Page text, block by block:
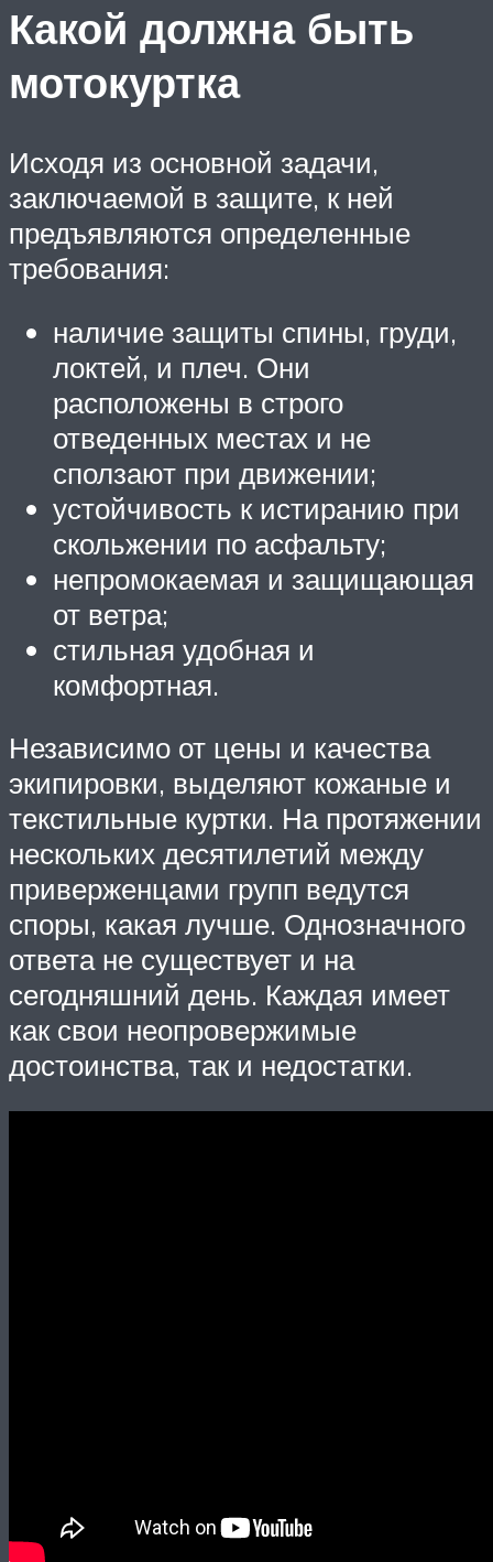
Какой должна быть
мотокуртка
Исходя из основной задачи,
заключаемой в защите, к ней
предъявляются определенные
требования:
наличие защиты спины, груди,
локтей, и плеч. Они
расположены в строго
отведенных местах и не
сползают при движении;
устойчивость к истиранию при
скольжении по асфальту;
непромокаемая и защищающая
от ветра;
стильная удобная и
комфортная.
Независимо от цены и качества
экипировки, выделяют кожаные и
текстильные куртки. На протяжении
нескольких десятилетий между
приверженцами групп ведутся
споры, какая лучше. Однозначного
ответа не существует и на
сегодняшний день. Каждая имеет
как свои неопровержимые
достоинства, так и недостатки.